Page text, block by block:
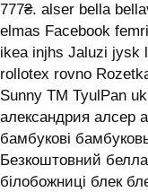
777₴. alser bella
elmas Facebook
ikea injhs Jaluzi jysk
rollotex rovno
Sunny TM TyulPan
александрия алсер
бамбукові
Безкоштовний
білобожниці блек